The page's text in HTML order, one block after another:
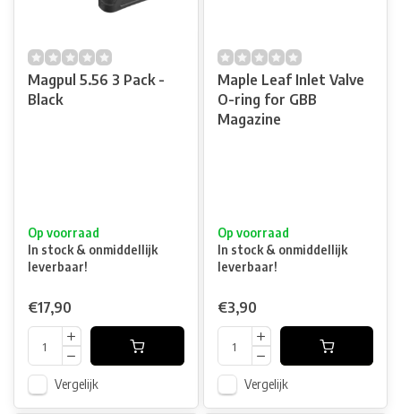
Magpul 5.56 3 Pack -
Black
Op voorraad
In stock & onmiddellijk
leverbaar!
€17,90
Vergelijk
Maple Leaf Inlet Valve
O-ring for GBB
Magazine
Op voorraad
In stock & onmiddellijk
leverbaar!
€3,90
Vergelijk